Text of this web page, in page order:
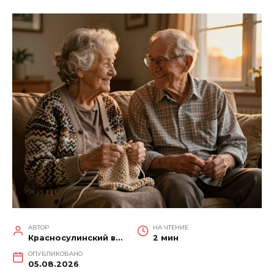
АВТОР
Красносулинский вестник
НА ЧТЕНИЕ
2 мин
ОПУБЛИКОВАНО
05.08.2026